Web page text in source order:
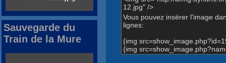
12.jpg" />
Vous pouvez insérer l'image
lignes:
{img
{img
Sauvegarde du
Train de la Mure